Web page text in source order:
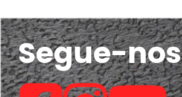
Segue-nos